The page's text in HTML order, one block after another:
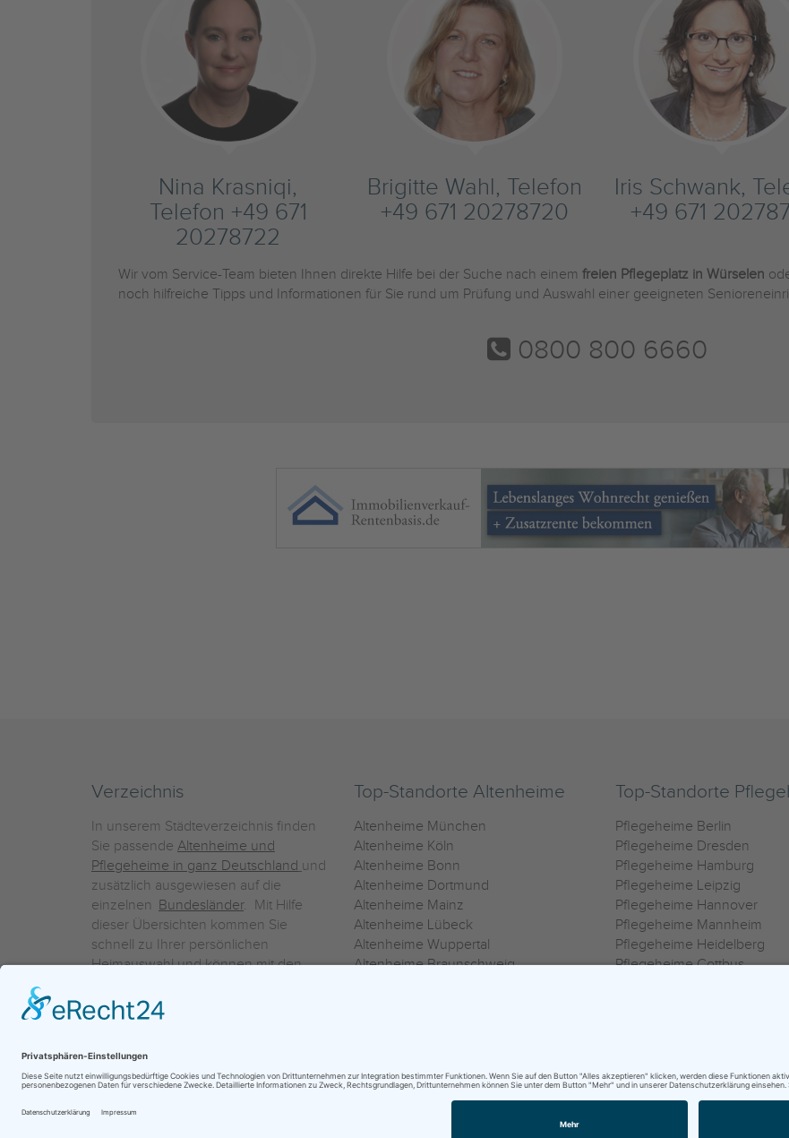
Nina Krasniqi,
Telefon +49 671
20278722
Brigitte Wahl, Telefon
+49 671 20278720
Iris Schwank,
+49 671
Wir vom Service-Team bieten Ihnen direkte Hilfe bei der Suche nach einem freien Pflegeplatz in Würselen
noch hilfreiche Tipps und Informationen für Sie rund um Prüfung und Auswahl einer geeigneten
0800 800 6660
Verzeichnis
In unserem Städteverzeichnis finden
Sie passende Altenheime und
Pflegeheime in ganz Deutschland und
zusätzlich ausgewiesen auf die
einzelnen Bundesländer. Mit Hilfe
dieser Übersichten kommen Sie
schnell zu Ihrer persönlichen
Heimauswahl und können mit den
einzelnen Häuser Leistungsvergleiche
vornehmen.
Top-Standorte Altenheime
Altenheime München
Altenheime Köln
Altenheime Bonn
Altenheime Dortmund
Altenheime Mainz
Altenheime Lübeck
Altenheime Wuppertal
Altenheime Braunschweig
Top-Standorte
Pflegeheime Berlin
Pflegeheime Dresden
Pflegeheime Hamburg
Pflegeheime Leipzig
Pflegeheime Hannover
Pflegeheime Mannheim
Pflegeheime Heidelberg
Pflegeheime Cottbus